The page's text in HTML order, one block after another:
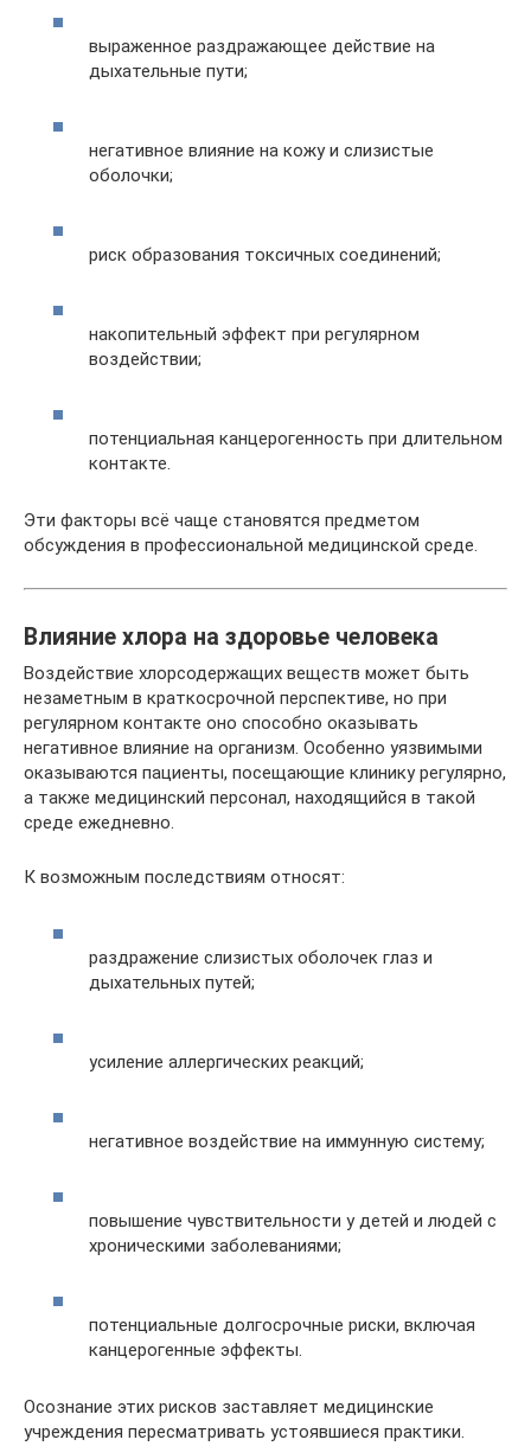
выраженное раздражающее действие на
дыхательные пути;
негативное влияние на кожу и слизистые
оболочки;
риск образования токсичных соединений;
накопительный эффект при регулярном
воздействии;
потенциальная канцерогенность при длительном
контакте.
Эти факторы всё чаще становятся предметом
обсуждения в профессиональной медицинской среде.
Влияние хлора на здоровье человека
Воздействие хлорсодержащих веществ может быть
незаметным в краткосрочной перспективе, но при
регулярном контакте оно способно оказывать
негативное влияние на организм. Особенно уязвимыми
оказываются пациенты, посещающие клинику регулярно,
а также медицинский персонал, находящийся в такой
среде ежедневно.
К возможным последствиям относят:
раздражение слизистых оболочек глаз и
дыхательных путей;
усиление аллергических реакций;
негативное воздействие на иммунную систему;
повышение чувствительности у детей и людей с
хроническими заболеваниями;
потенциальные долгосрочные риски, включая
канцерогенные эффекты.
Осознание этих рисков заставляет медицинские
учреждения пересматривать устоявшиеся практики.